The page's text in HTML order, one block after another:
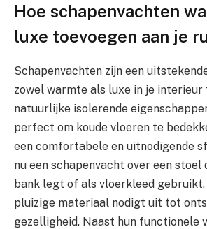
Hoe schapenvachten
luxe toevoegen aan je
Schapenvachten zijn een
zowel warmte als luxe in je interieur
natuurlijke isolerende
perfect om koude vloeren te
een comfortabele en uitnodigende
nu een schapenvacht over een stoel
bank legt of als vloerkleed
pluizige materiaal nodigt uit tot
gezelligheid. Naast hun functionele